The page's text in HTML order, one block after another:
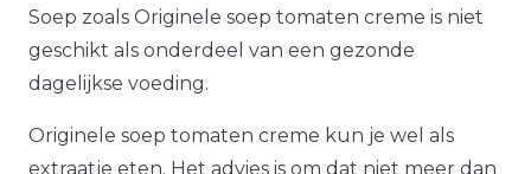
Soep zoals Originele soep tomaten creme is niet
geschikt als onderdeel van een gezonde
dagelijkse voeding.
Originele soep tomaten creme kun je wel als
extraatje eten. Het advies is om dat niet meer dan